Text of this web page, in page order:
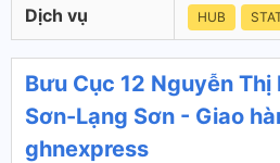
Dịch vụ HUB
Bưu Cục 12 Nguyễn Thị
Sơn-Lạng Sơn - Giao
ghnexpress